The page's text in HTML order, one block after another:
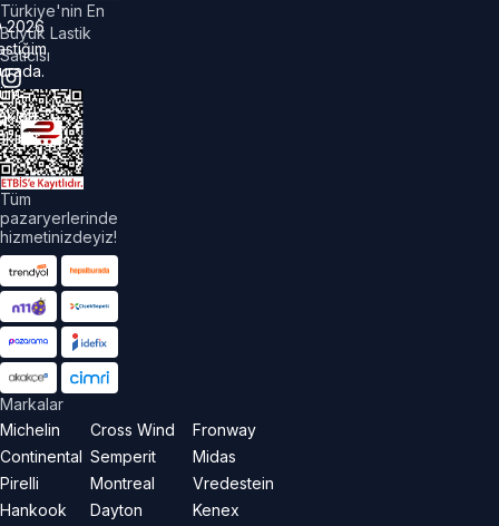
Türkiye'nin En
Büyük Lastik
Satıcısı
Tüm
pazaryerlerinde
hizmetinizdeyiz!
Markalar
Michelin
Continental
Pirelli
Hankook
Cross Wind
Semperit
Montreal
Dayton
Fronway
Midas
Vredestein
Kenex
2026